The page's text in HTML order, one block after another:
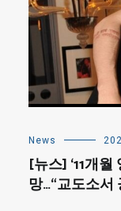
News
[뉴스] ‘11개
망…“교도소서